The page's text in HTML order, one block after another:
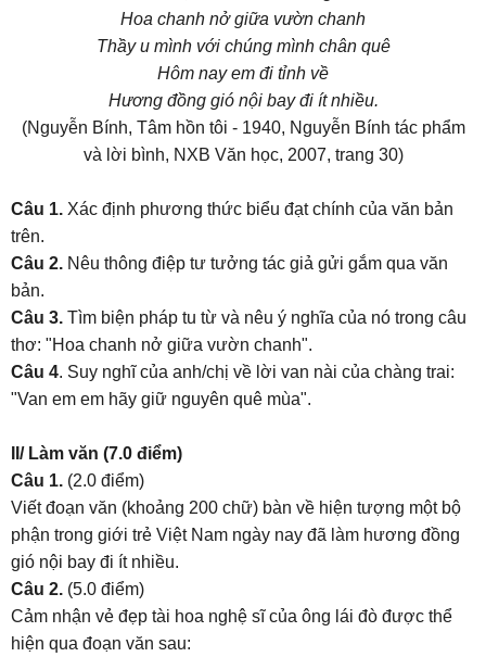
Hoa chanh nở giữa vườn chanh
Thầy u mình với chúng mình chân quê
Hôm nay em đi tỉnh về
Hương đồng gió nội bay đi ít nhiều.
(Nguyễn Bính, Tâm hồn tôi - 1940, Nguyễn Bính tác phẩm
và lời bình, NXB Văn học, 2007, trang 30)
Câu 1. Xác định phương thức biểu đạt chính của văn bản
trên.
Câu 2. Nêu thông điệp tư tưởng tác giả gửi gắm qua văn
bản.
Câu 3. Tìm biện pháp tu từ và nêu ý nghĩa của nó trong câu
thơ: "Hoa chanh nở giữa vườn chanh".
Câu 4. Suy nghĩ của anh/chị về lời van nài của chàng trai:
"Van em em hãy giữ nguyên quê mùa".
II/ Làm văn (7.0 điểm)
Câu 1. (2.0 điểm)
Viết đoạn văn (khoảng 200 chữ) bàn về hiện tượng một bộ
phận trong giới trẻ Việt Nam ngày nay đã làm hương đồng
gió nội bay đi ít nhiều.
Câu 2. (5.0 điểm)
Cảm nhận vẻ đẹp tài hoa nghệ sĩ của ông lái đò được thể
hiện qua đoạn văn sau: